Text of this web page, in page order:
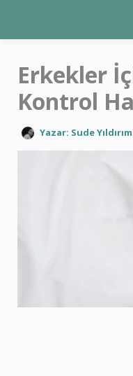
Erkekler
Kontrol
Yazar: Sude Yıldırım